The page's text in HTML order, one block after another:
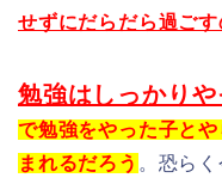
せずにだらだら過ご
勉強はしっかり
で勉強をやった子と
まれるだろう 。恐ら